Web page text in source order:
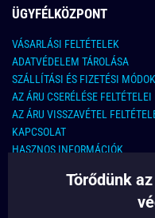
ÜGYFÉLKÖZPONT
VÁSARLÁSI FELTÉTELEK
ADATVÉDELEM TÁROLÁSA
SZÁLLÍTÁSI ÉS FIZETÉSI MÓDOK
AZ ÁRU CSERÉLÉSE FELTÉTELEI
AZ ÁRU VISSZAVÉTEL
KAPCSOLAT
HASZNOS INFORMÁCIÓK
KAPCSOLATTörődünk